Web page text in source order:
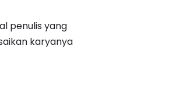
penulis yang
karyanya